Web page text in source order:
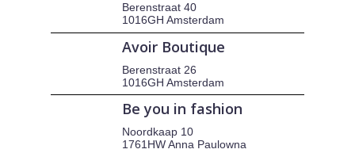
Berenstraat 40
1016GH Amsterdam
Avoir Boutique
Berenstraat 26
1016GH Amsterdam
Be you in fashion
Noordkaap 10
1761HW Anna Paulowna